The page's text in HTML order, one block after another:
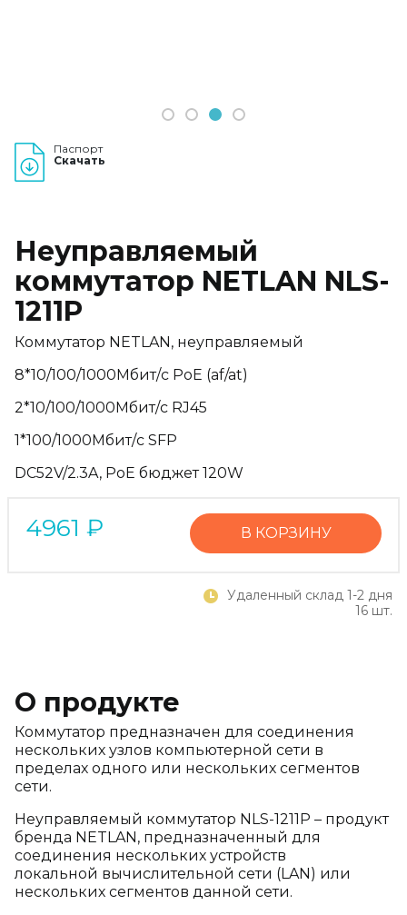
1 2 3 4
Паспорт
Скачать
Неуправляемый
коммутатор NETLAN NLS-
1211P
Коммутатор NETLAN, неуправляемый
8*10/100/1000Мбит/с PoE (af/at)
2*10/100/1000Мбит/с RJ45
1*100/1000Мбит/с SFP
DC52V/2.3A, PoE бюджет 120W
4961 ₽ В КОРЗИНУ
Удаленный склад 1-2 дня
16 шт.
О продукте
Коммутатор предназначен для соединения
нескольких узлов компьютерной сети в
пределах одного или нескольких сегментов
сети.
Неуправляемый коммутатор NLS-1211P – продукт
бренда NETLAN, предназначенный для
соединения нескольких устройств
локальной вычислительной сети (LAN) или
нескольких сегментов данной сети.